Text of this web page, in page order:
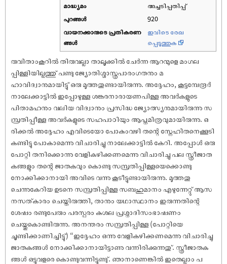
മാദ്ധ്യമം
അച്ചടിപ്പതിപ്പ്
പുറങ്ങള്‍
920
വായനക്കാരുടെ പ്രതികരണ
ങ്ങള്‍
ഇവിടെ രേഖ
പ്പെടുത്തുക
രുവിതാംകൂറിൽ തിരുവല്ലാ താലൂക്കിൽ ചേർന്ന ആറന്മുളെ മംഗല
പ്പിള്ളിയില്ലത്തു് പണ്ടു ജ്യോതിശ്ശാസ്ത്രപാരംഗതനും മ
ഹാവിദ്വാനുമായിട്ടു് ഒരു മൂത്തതുണ്ടായിരുന്നു. അദ്ദേഹം, കൂട്ടമ്പേരൂർ
നാലേക്കാട്ടിൽ ഇപ്പോഴുള്ള ശങ്കരനാരായണപിള്ള അവർകളുടെ
പിതാമഹനും വലിയ വിദ്വാനും പ്രസിദ്ധ ജ്യോത്സ്യനുമായിരുന്നു സ
മ്പ്രതിപ്പീള്ള അവർകളുടെ സഹപാഠിയും ആപ്തമിത്രവുമായിരുന്നു. ഒ
രിക്കൽ അദ്ദേഹം എവിടെയോ പോകുംവഴി തന്റെ സ്നേഹിതനെക്കൂടി
കണ്ടിട്ടു പോകാമെന്നു വിചാരിച്ചു നാലേക്കാട്ടിൽ കേറി. അപ്പോൾ ഒരു
പോറ്റി തനിക്കൊന്നു വേളികഴിക്കണമെന്നു വിചാരിച്ചു പല സ്ത്രീജാത
കങ്ങളും തന്റെ ജാതകവും കൊണ്ടു സമ്പ്രതിപ്പിള്ളയെക്കൊണ്ടു
നോക്കിക്കാനായി അവിടെ വന്നു കൂടീട്ടുണ്ടായിരുന്നു. മൂത്തതു
ചെന്നുകേറിയ ഉടനെ സമ്പ്രതിപ്പിള്ള സബഹുമാനം എഴുന്നേറ്റു് ആസ
നസത്കാരം ചെയ്തിരുത്തി, താനും യഥാസ്ഥാനം ഇരുന്നതിന്റെ
ശേ‌ഷം രണ്ടുപേരും പരസ്പരം കുശല പ്രശ്നാദിസംഭാ‌ഷണം
ചെയ്തുകൊണ്ടിരുന്നു. അനന്തരം സമ്പ്രതിപ്പിള്ള (പോറ്റിയെ
ചൂണ്ടിക്കാണിച്ചിട്ടു്) “ഇദ്ദേഹം ഒന്നു വേളികഴിക്കണമെന്നു വിചാരിച്ചു
ജാതകങ്ങൾ നോക്കിക്കാനായിട്ടാണു വന്നിരിക്കുന്നതു്. സ്ത്രീജാതക
ങ്ങൾ ഒട്ടുവളരെ കൊണ്ടുവന്നിട്ടുണ്ടു്. ഞാനാണെങ്കിൽ ഇതെല്ലാം പ